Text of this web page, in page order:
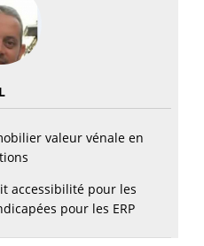
valeur vénale en
accessibilité pour les
pour les ERP